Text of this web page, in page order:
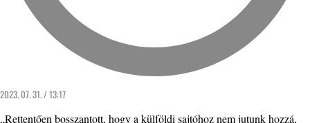
2023. 07. 31. / 13:17
„Rettentően bosszantott, hogy a külföldi sajtóhoz nem jutunk hozzá,